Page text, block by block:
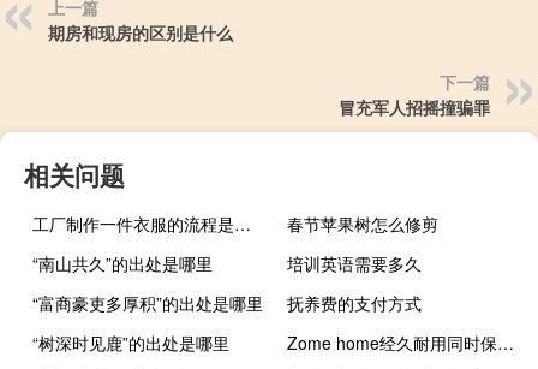
上一篇
期房和现房的区别是什么
下一篇
冒充军人招摇撞骗罪
相关问题
工厂制作一件衣服的流程是怎么样的？如何设计爆款衣服？
春节苹果树怎么修剪
“南山共久”的出处是哪里
培训英语需要多久
“富商豪吏多厚积”的出处是哪里
抚养费的支付方式
“树深时见鹿”的出处是哪里
Zome home经久耐用同时保持环保